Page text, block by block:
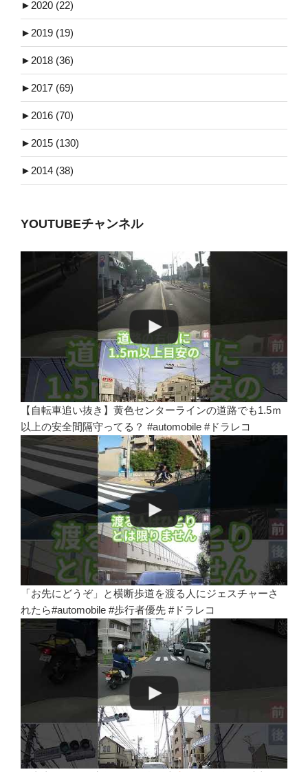
► 2020 (22)
► 2019 (19)
► 2018 (36)
► 2017 (69)
► 2016 (70)
► 2015 (130)
► 2014 (38)
YOUTUBEチャンネル
【自転車追い抜き】黄色センターラインの道路でも1.5ｍ
以上の安全間隔守ってる？ #automobile #ドラレコ
「お先にどうぞ」と横断歩道を渡る人にジェスチャーさ
れたら#automobile #歩行者優先 #ドラレコ